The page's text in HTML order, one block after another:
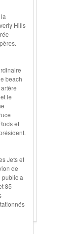
Hills
beach
le
et
Jets et
de
public a
85